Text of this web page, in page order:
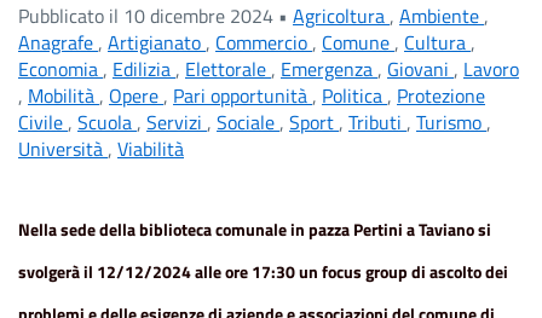
Pubblicato il 10 dicembre 2024 • Agricoltura, Ambiente,
Anagrafe, Artigianato, Commercio, Comune, Cultura,
Economia, Edilizia, Elettorale, Emergenza, Giovani , Lavoro
, Mobilità, Opere, Pari opportunità, Politica, Protezione
Civile, Scuola, Servizi , Sociale, Sport, Tributi , Turismo,
Università, Viabilità
Nella sede della biblioteca comunale in pazza Pertini a Taviano si
svolgerà il 12/12/2024 alle ore 17:30 un focus group di ascolto dei